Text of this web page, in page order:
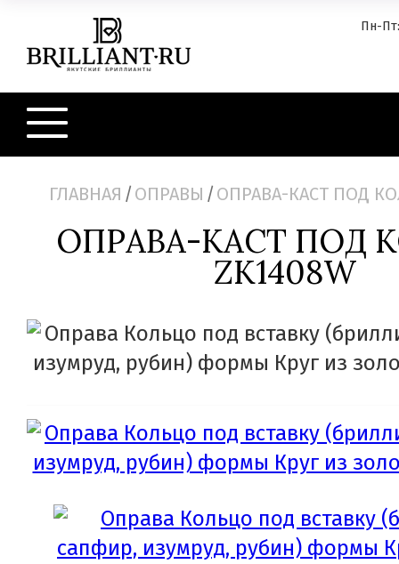
Пн-
ГЛАВНАЯ / ОПРАВЫ / ОПРАВА-КАСТ ПОД
ОПРАВА-КАСТ ПОД
ZK1408W